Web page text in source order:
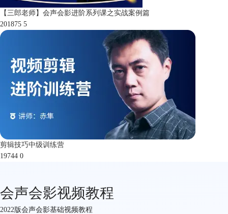
【三郎老师】会声会影进阶系列课之实战案例篇
201875 5
剪辑技巧中级训练营
19744 0
会声会影视频教程
2022版会声会影基础视频教程